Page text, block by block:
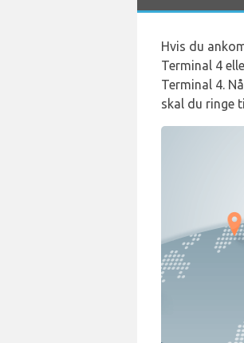
Hvis du
Terminal 4
Terminal 4.
skal du ringe